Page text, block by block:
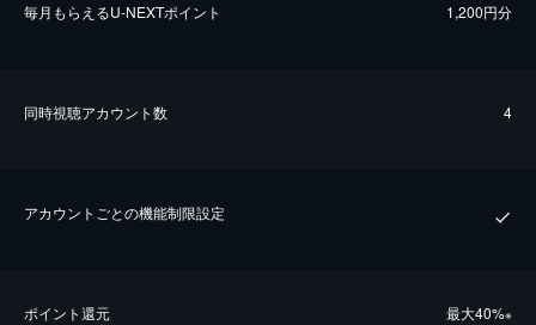
毎⽉もらえるU-NEXTポイント 1,200円分
同時視聴アカウント数 4
アカウントごとの機能制限設定
ポイント還元 最⼤40%※